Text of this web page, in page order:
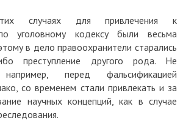
случаях для привлечения к
уголовному кодексу были весьма
в дело правоохранители старались
преступление другого рода. Не
например, перед фальсификацией
со временем стали привлекать и за
научных концепций, как в случае